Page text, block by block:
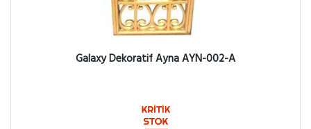
Galaxy Dekoratif Ayna AYN-002-A